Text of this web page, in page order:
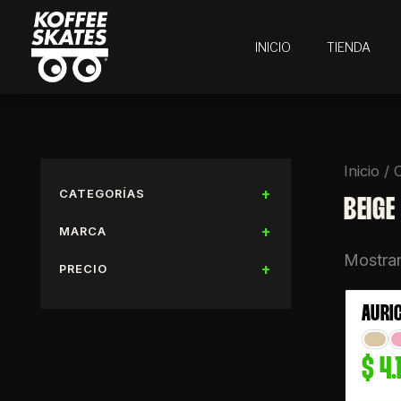
contenido
INICIO TIENDA
CATEGORÍAS
MARCA
PRECIO
Inicio /
BEIGE
$